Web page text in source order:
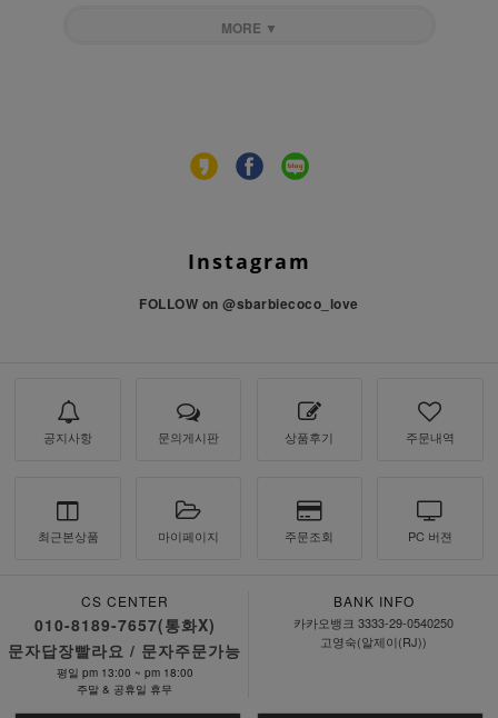
MORE ▼
Instagram
FOLLOW on @sbarbiecoco_love
공지사항 문의게시판 상품후기 주문내역
최근본상품 마이페이지 주문조회 PC 버젼
CS CENTER
010-8189-7657(통화X)
문자답장빨라요 / 문자주문가능
평일 pm 13:00 ~ pm 18:00
주말 & 공휴일 휴무
BANK INFO
카카오뱅크 3333-29-0540250
고영숙(알제이(RJ))